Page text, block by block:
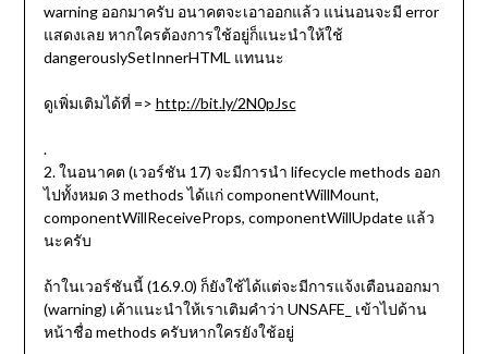
warning ออกมาครับ อนาคตจะเอาออกแล้ว แน่นอนจะมี error
แสดงเลย หากใครต้องการใช้อยู่ก็แนะนำให้ใช้
dangerouslySetInnerHTML แทนนะ
ดูเพิ่มเติมได้ที่ => http://bit.ly/2N0pJsc
.
2. ในอนาคต (เวอร์ชัน 17) จะมีการนำ lifecycle methods ออก
ไปทั้งหมด 3 methods ได้แก่ componentWillMount,
componentWillReceiveProps, componentWillUpdate แล้ว
นะครับ
ถ้าในเวอร์ชันนี้ (16.9.0) ก็ยังใช้ได้แต่จะมีการแจ้งเตือนออกมา
(warning) เค้าแนะนำให้เราเติมคำว่า UNSAFE_ เข้าไปด้าน
หน้าชื่อ methods ครับหากใครยังใช้อยู่